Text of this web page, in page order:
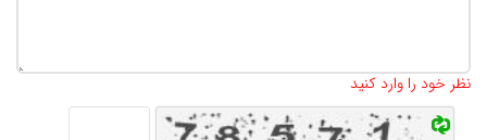
نظر خود را وارد کنید